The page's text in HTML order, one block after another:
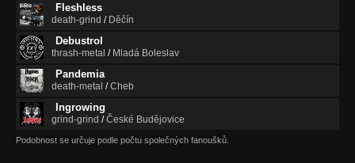
Fleshless
death-grind / Děčín
Debustrol
thrash-metal / Mladá Boleslav
Pandemia
death-metal /Cheb
Ingrowing
grind-grind /České Budějovice
Podobnost se určuje podle počtu společných fanoušků.